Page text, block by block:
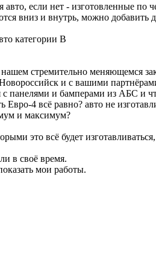
если нет - изготовленные по
вниз и внутрь, можно добавить
категории В
стремительно меняющемся
и с вашими
панелями и бамперами из АБС и
4 всё равно? авто не
и максимум?
это всё будет
в своё время.
мои работы.